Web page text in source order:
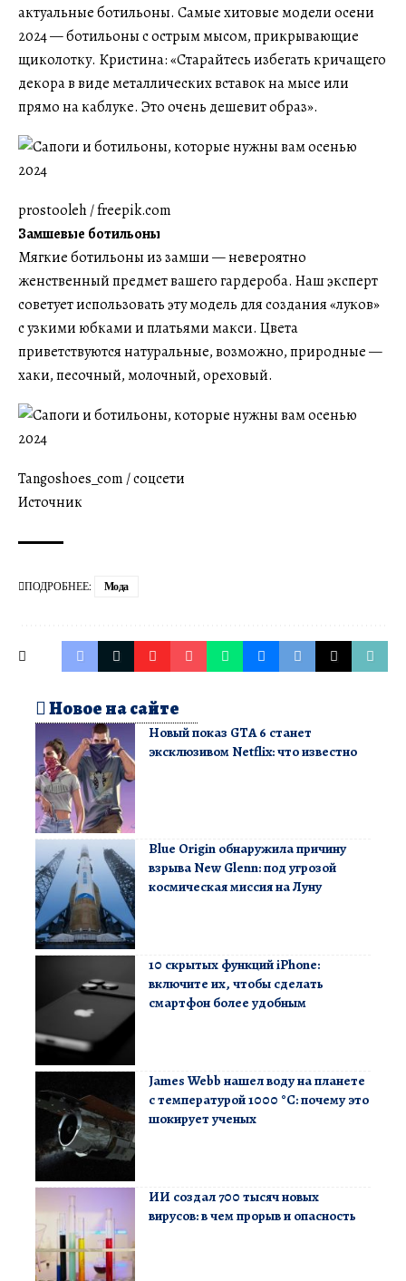
актуальные ботильоны. Самые хитовые модели осени
2024 — ботильоны с острым мысом, прикрывающие
щиколотку. Кристина: «Старайтесь избегать кричащего
декора в виде металлических вставок на мысе или
прямо на каблуке. Это очень дешевит образ».
prostooleh / freepik.com
Замшевые ботильоны
Мягкие ботильоны из замши — невероятно
женственный предмет вашего гардероба. Наш эксперт
советует использовать эту модель для создания «луков»
с узкими юбками и платьями макси. Цвета
приветствуются натуральные, возможно, природные —
хаки, песочный, молочный, ореховый.
Tangoshoes_com / соцсети
Источник
ПОДРОБНЕЕ: Мода
Новое на сайте
Новый показ GTA 6 станет
эксклюзивом Netflix: что известно
Blue Origin обнаружила причину
взрыва New Glenn: под угрозой
космическая миссия на Луну
10 скрытых функций iPhone:
включите их, чтобы сделать
смартфон более удобным
James Webb нашел воду на планете
с температурой 1000 °C: почему это
шокирует ученых
ИИ создал 700 тысяч новых
вирусов: в чем прорыв и опасность